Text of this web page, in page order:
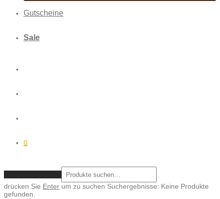
Gutscheine
Sale
0
drücken Sie Enter um zu suchen Suchergebnisse: Keine Produkte
gefunden.